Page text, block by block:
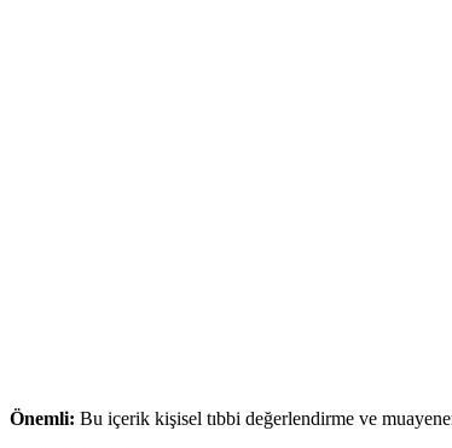
Önemli: Bu içerik kişisel tıbbi değerlendirme ve